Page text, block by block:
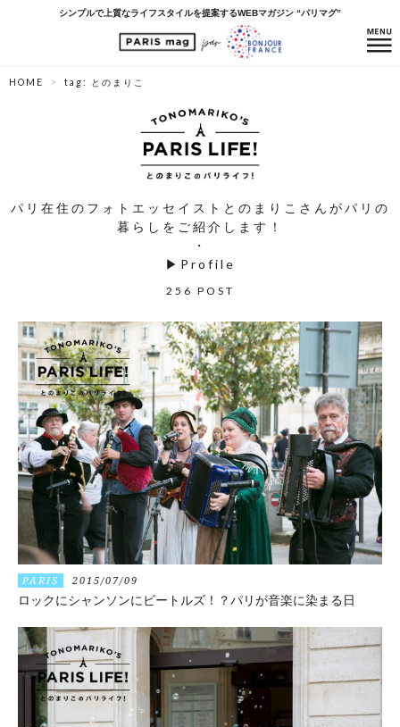
シンプルで上質なライフスタイルを提案するWEBマガジン “パリマグ”
HOME tag: とのまりこ
パリ在住のフォトエッセイストとのまりこさんがパリの
暮らしをご紹介します！
・
▶ Profile
256 POST
PARIS 2015/07/09
ロックにシャンソンにビートルズ！？パリが音楽に染まる日